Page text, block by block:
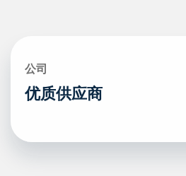
公司
优质供应商